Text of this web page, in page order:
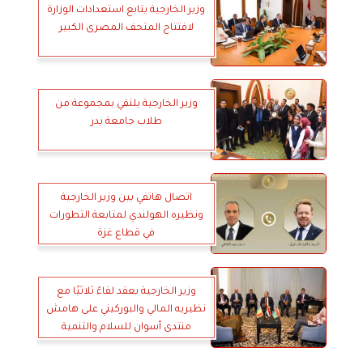
وزير الخارجية يتابع استعدادات الوزارة
لافتتاح المتحف المصرى الكبير
وزير الخارجية يلتقي بمجموعة من
طلاب جامعة بدر
اتصال هاتفي بين وزير الخارجية
ونظيره الهولندي لمتابعة التطورات
في قطاع غزة
وزير الخارجية يعقد لقاءً ثلاثيًا مع
نظيريه المالي والبوركيني على هامش
منتدى أسوان للسلام والتنمية